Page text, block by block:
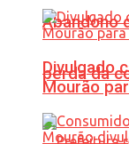
Abandono
perda da
Divulgado
Mourão